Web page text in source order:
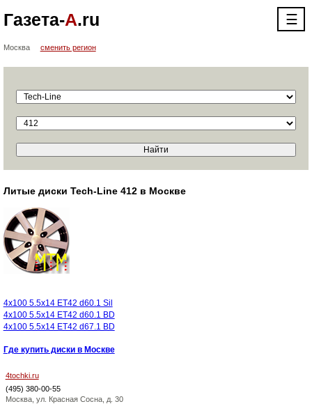
Газета-А.ru ☰
Москва сменить регион
Литые диски Tech-Line 412 в Москве
4x100 5.5x14 ET42 d60.1 Sil
4x100 5.5x14 ET42 d60.1 BD
4x100 5.5x14 ET42 d67.1 BD
Где купить диски в Москве
4tochki.ru
(495) 380-00-55
Москва, ул. Красная Сосна, д. 30